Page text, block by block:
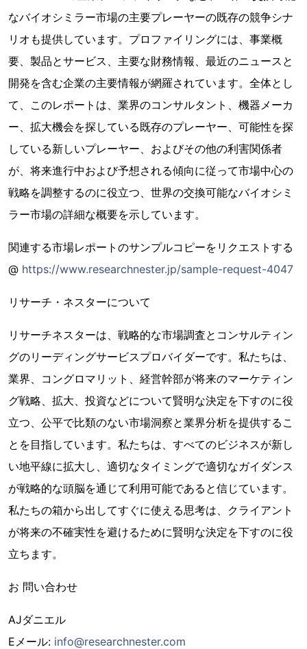
なバイオシミラー市場の主要プレーヤーの既存の競争シナ
リオも提供しています。プロファイリングには、事業概
要、製品とサービス、主要な財務情報、最近のニュースと
開発を含む企業の主要情報が網羅されています。全体とし
て、このレポートは、業界のコンサルタント、機器メーカ
ー、拡大機会を探している既存のプレーヤー、可能性を探
している新しいプレーヤー、およびその他の利害関係者
が、将来進行中および予想される傾向に従って市場中心の
戦略を調整するのに役立つ、世界の交換可能なバイオシミ
ラー市場の詳細な概要を示しています。
関連する市場レポートのサンプルコピーをリクエストする
@ https://www.researchnester.jp/sample-request-4047
リサーチ・ネスターについて
リサーチネスターは、戦略的な市場調査とコンサルティン
グのリーディングサービスプロバイダーです。私たちは、
業界、コングロマリット、経営幹部が将来のマーケティン
グ戦略、拡大、投資などについて賢明な決定を下すのに役
立つ、公平で比類のない市場洞察と業界分析を提供するこ
とを目指しています。私たちは、すべてのビジネスが新し
い地平線に拡大し、適切なタイミングで適切なガイダンス
が戦略的な頭脳を通じて利用可能であると信じています。
私たちの箱から出してすぐに使える思考は、クライアント
が将来の不確実性を避けるために賢明な決定を下すのに役
立ちます。
お 問い合わせ
AJダニエル
Eメール: info@researchnester.com